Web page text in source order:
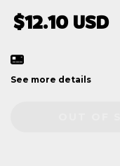
$12.10 USD
See more details